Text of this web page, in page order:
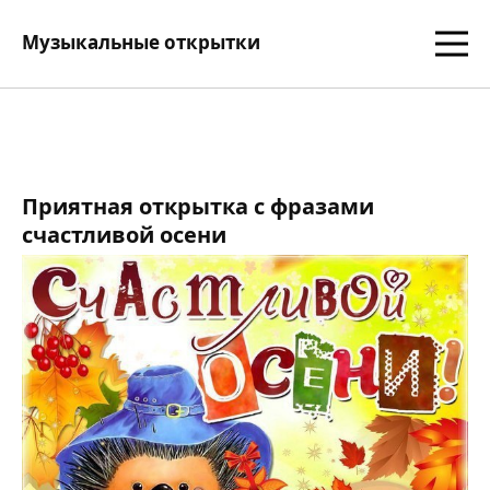
Музыкальные открытки
Приятная открытка с фразами
счастливой осени